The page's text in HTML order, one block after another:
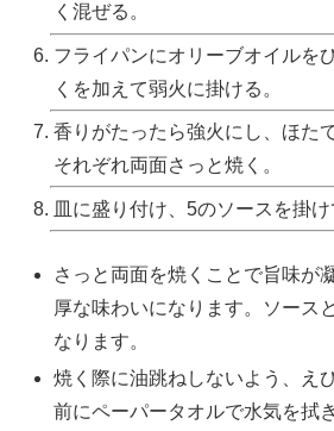
く混ぜる。
フライパンにオリーブオイルを
くを加えて弱火に掛ける。
香りがたったら強火にし、ほた
それぞれ両面さっと焼く。
皿に盛り付け、5のソースを掛け
さっと両面を焼くことで旨味が
厚な味わいになります。ソース
なります。
焼く際に油跳ねしないよう、え
前にペーパータオルで水気を拭